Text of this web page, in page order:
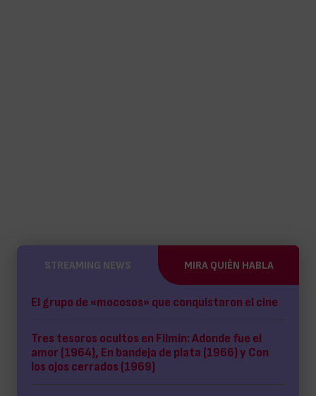
STREAMING NEWS MIRA QUIÉN HABLA
El grupo de «mocosos» que conquistaron el cine
Tres tesoros ocultos en Filmin: Adonde fue el
amor (1964), En bandeja de plata (1966) y Con
los ojos cerrados (1969)